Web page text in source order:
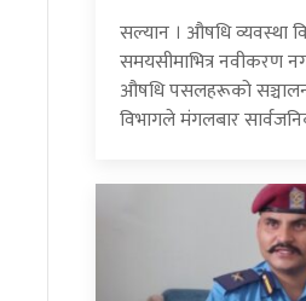
सल्यान । औषधि व्यवस्था
समयसीमाभित्र नवीकरण
औषधि पसलहरूको सञ्चालन
विभागले मंगलबार